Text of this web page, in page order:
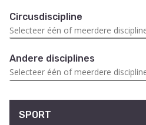
Circusdiscipline
Andere disciplines
SPORT